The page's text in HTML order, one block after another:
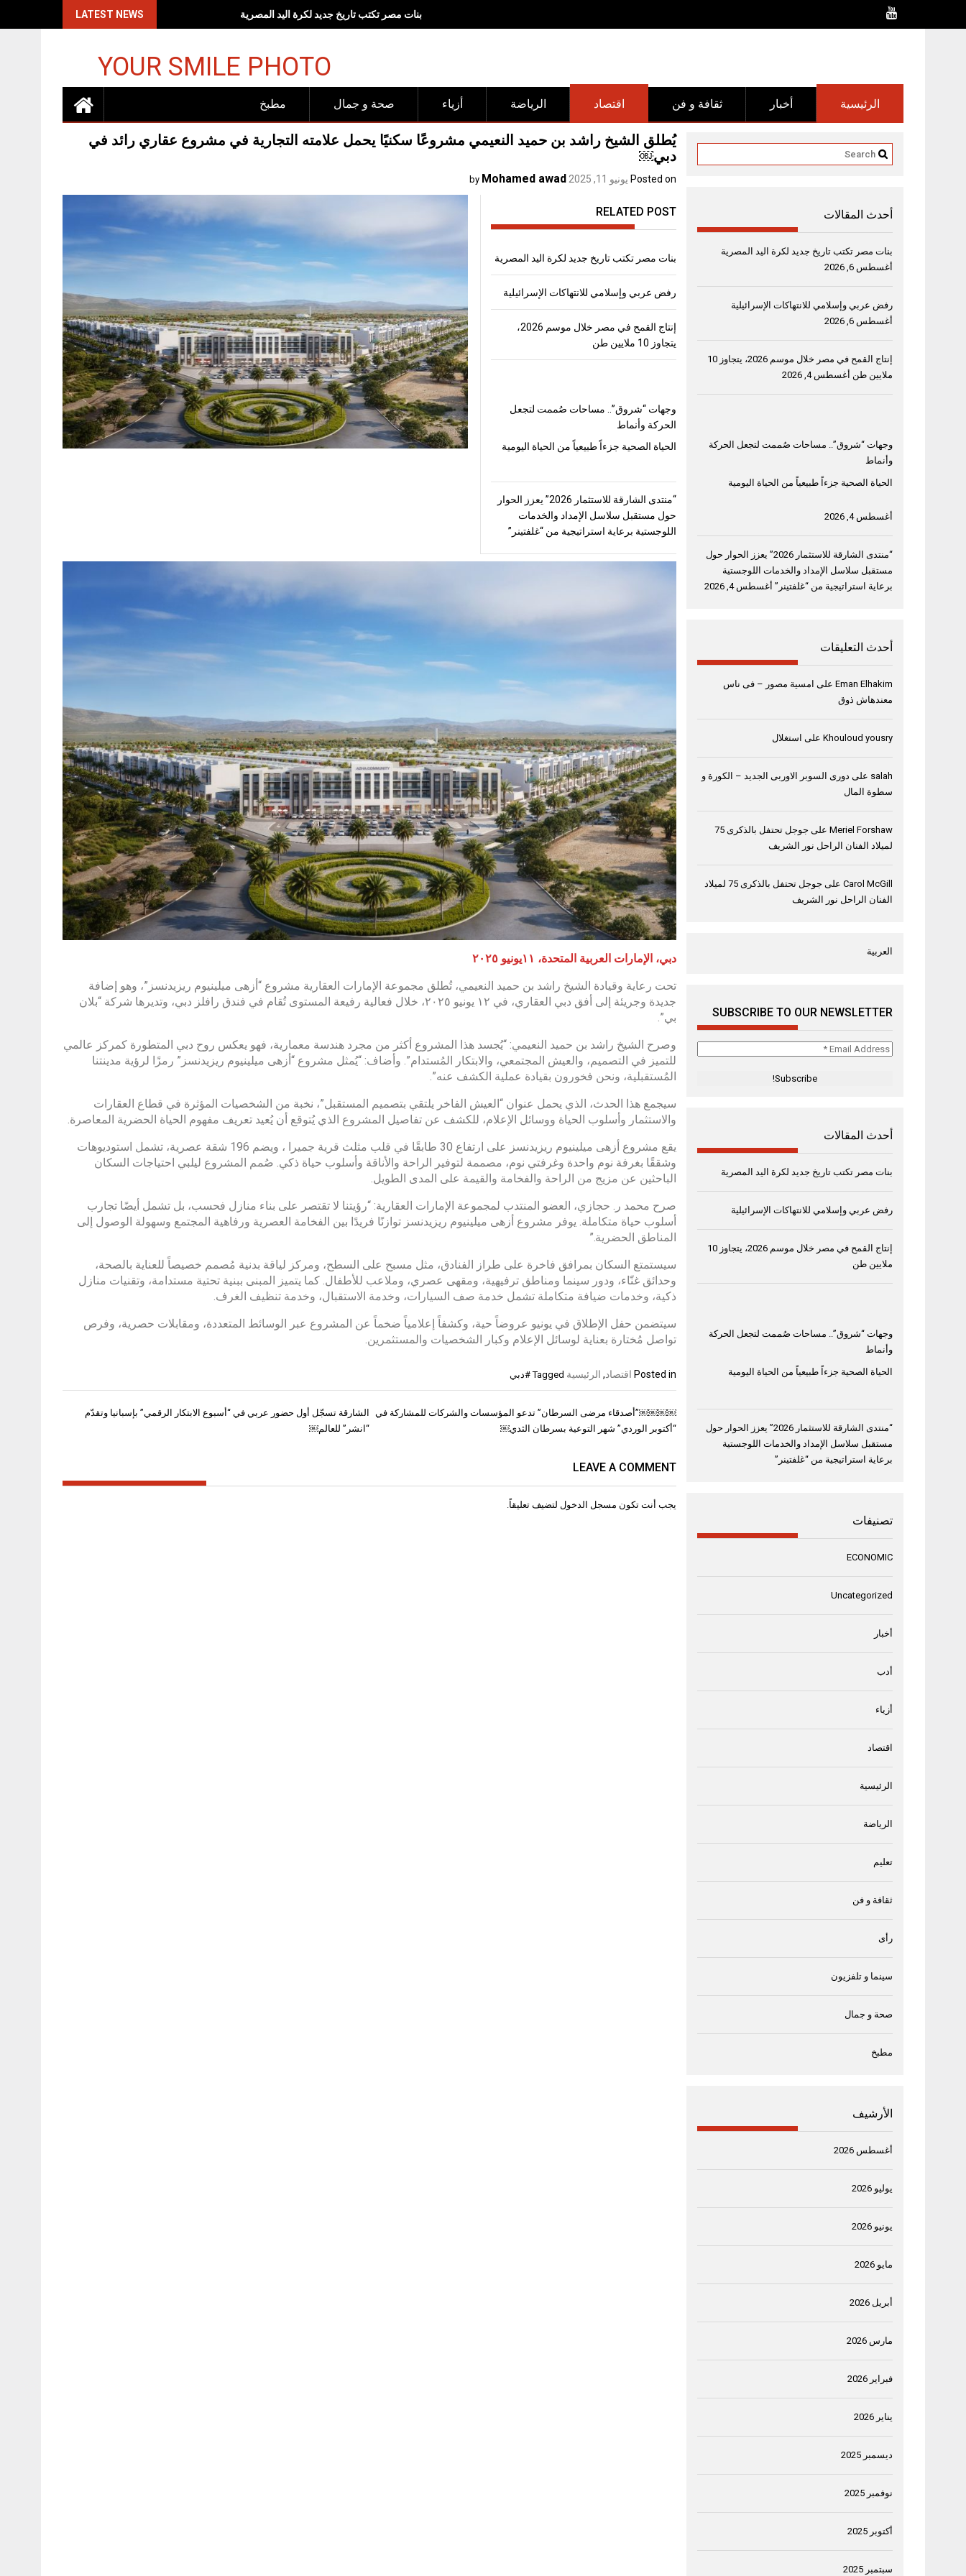
LATEST NEWS رفض عربي وإسلامي للانتهاكات الإسرائيلية
YOUR SMILE PHOTO
مطبخ صحة و جمال أزياء الرياضة اقتصاد ثقافة و فن أخبار الرئيسية
يُطلق الشيخ راشد بن حميد النعيمي مشروعًا سكنيًا يحمل علامته التجارية في مشروع عقاري رائد في
دبي￼
Posted on يونيو 11, 2025 by
Mohamed awad
RELATED POST
بنات مصر تكتب تاريخ جديد لكرة اليد المصرية
رفض عربي وإسلامي للانتهاكات الإسرائيلية
إنتاج القمح في مصر خلال موسم 2026،
يتجاوز 10 ملايين طن
وجهات “شروق”.. مساحات صُممت لتجعل
الحركة وأنماط
الحياة الصحية جزءاً طبيعياً من الحياة اليومية
“منتدى الشارقة للاستثمار 2026” يعزز الحوار
حول مستقبل سلاسل الإمداد والخدمات
اللوجستية برعاية استراتيجية من “غلفتينر”
دبي، الإمارات العربية المتحدة، ١١يونيو ٢٠٢٥
تحت رعاية وقيادة الشيخ راشد بن حميد النعيمي، تُطلق مجموعة الإمارات العقارية مشروع “أزهى ميلينيوم ريزيدنسز”، وهو إضافة
جديدة وجريئة إلى أفق دبي العقاري، في ١٢ يونيو ٢٠٢٥، خلال فعالية رفيعة المستوى تُقام في فندق رافلز دبي، وتديرها شركة “بلان
بي”.
وصرح الشيخ راشد بن حميد النعيمي: “يُجسد هذا المشروع أكثر من مجرد هندسة معمارية، فهو يعكس روح دبي المتطورة كمركز عالمي
للتميز في التصميم، والعيش المجتمعي، والابتكار المُستدام”. وأضاف: “يُمثل مشروع “أزهى ميلينيوم ريزيدنسز” رمزًا لرؤية مدينتنا
المُستقبلية، ونحن فخورون بقيادة عملية الكشف عنه”.
سيجمع هذا الحدث، الذي يحمل عنوان “العيش الفاخر يلتقي بتصميم المستقبل”، نخبة من الشخصيات المؤثرة في قطاع العقارات
والاستثمار وأسلوب الحياة ووسائل الإعلام، للكشف عن تفاصيل المشروع الذي يُتوقع أن يُعيد تعريف مفهوم الحياة الحضرية المعاصرة.
يقع مشروع أزهى ميلينيوم ريزيدنسز على ارتفاع 30 طابقًا في قلب مثلث قرية جميرا ، ويضم 196 شقة عصرية، تشمل استوديوهات
وشققًا بغرفة نوم واحدة وغرفتي نوم، مصممة لتوفير الراحة والأناقة وأسلوب حياة ذكي. صُمم المشروع ليلبي احتياجات السكان
الباحثين عن مزيج من الراحة والفخامة والقيمة على المدى الطويل.
صرح محمد ر. حجازي، العضو المنتدب لمجموعة الإمارات العقارية: “رؤيتنا لا تقتصر على بناء منازل فحسب، بل تشمل أيضًا تجارب
أسلوب حياة متكاملة. يوفر مشروع أزهى ميلينيوم ريزيدنسز توازنًا فريدًا بين الفخامة العصرية ورفاهية المجتمع وسهولة الوصول إلى
المناطق الحضرية.”
سيستمتع السكان بمرافق فاخرة على طراز الفنادق، مثل مسبح على السطح، ومركز لياقة بدنية مُصمم خصيصاً للعناية بالصحة،
وحدائق غنّاء، ودور سينما ومناطق ترفيهية، ومقهى عصري، وملاعب للأطفال. كما يتميز المبنى ببنية تحتية مستدامة، وتقنيات منازل
ذكية، وخدمات ضيافة متكاملة تشمل خدمة صف السيارات، وخدمة الاستقبال، وخدمة تنظيف الغرف.
سيتضمن حفل الإطلاق في يونيو عروضاً حية، وكشفاً إعلامياً ضخماً عن المشروع عبر الوسائط المتعددة، ومقابلات حصرية، وفرص
تواصل مُختارة بعناية لوسائل الإعلام وكبار الشخصيات والمستثمرين.
Posted in اقتصاد, الرئيسية Tagged #دبي
تصفّح
المقالات
الشارقة تسجّل أول حضور عربي في “أسبوع الابتكار الرقمي” بإسبانيا وتقدّم
“انشر” للعالم￼
￼￼￼￼”أصدقاء مرضى السرطان” تدعو المؤسسات والشركات للمشاركة في
“أكتوبر الوردي” شهر التوعية بسرطان الثدي￼
LEAVE A COMMENT
يجب أنت تكون مسجل الدخول لتضيف تعليقاً.
أحدث المقالات
بنات مصر تكتب تاريخ جديد لكرة اليد المصرية
أغسطس 6, 2026
رفض عربي وإسلامي للانتهاكات الإسرائيلية
أغسطس 6, 2026
إنتاج القمح في مصر خلال موسم 2026، يتجاوز 10
ملايين طن أغسطس 4, 2026
وجهات “شروق”.. مساحات صُممت لتجعل الحركة
وأنماط
الحياة الصحية جزءاً طبيعياً من الحياة اليومية
أغسطس 4, 2026
“منتدى الشارقة للاستثمار 2026” يعزز الحوار حول
مستقبل سلاسل الإمداد والخدمات اللوجستية
برعاية استراتيجية من “غلفتينر” أغسطس 4, 2026
أحدث التعليقات
Eman Elhakim على امسية مصور – فى ناس
معندهاش ذوق
Khouloud yousry على استغلال
salah على دورى السوبر الاوربى الجديد – الكورة و
سطوة المال
Meriel Forshaw على
جوجل تحتفل بالذكرى 75
لميلاد الفنان الراحل نور الشريف
Carol McGill على
جوجل تحتفل بالذكرى 75 لميلاد
الفنان الراحل نور الشريف
العربية
SUBSCRIBE TO OUR NEWSLETTER
Email
أحدث المقالات
بنات مصر تكتب تاريخ جديد لكرة اليد المصرية
رفض عربي وإسلامي للانتهاكات الإسرائيلية
إنتاج القمح في مصر خلال موسم 2026، يتجاوز 10
ملايين طن
وجهات “شروق”.. مساحات صُممت لتجعل الحركة
وأنماط
الحياة الصحية جزءاً طبيعياً من الحياة اليومية
“منتدى الشارقة للاستثمار 2026” يعزز الحوار حول
مستقبل سلاسل الإمداد والخدمات اللوجستية
برعاية استراتيجية من “غلفتينر”
تصنيفات
ECONOMIC
Uncategorized
أخبار
أدب
أزياء
اقتصاد
الرئيسية
الرياضة
تعليم
ثقافة و فن
رأى
سينما و تلفزيون
صحة و جمال
مطبخ
الأرشيف
أغسطس 2026
يوليو 2026
يونيو 2026
مايو 2026
أبريل 2026
مارس 2026
فبراير 2026
يناير 2026
ديسمبر 2025
نوفمبر 2025
أكتوبر 2025
سبتمبر 2025